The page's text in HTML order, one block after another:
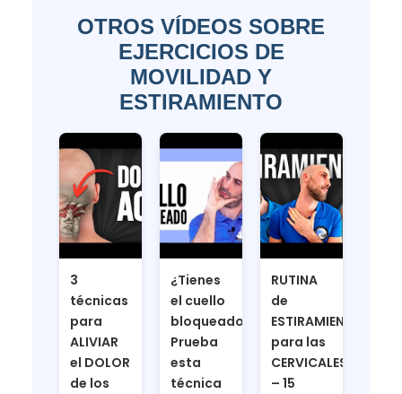
OTROS VÍDEOS SOBRE
EJERCICIOS DE
MOVILIDAD Y
ESTIRAMIENTO
3
técnicas
para
ALIVIAR
el DOLOR
de los
¿Tienes
el cuello
bloqueado?
Prueba
esta
técnica
RUTINA
de
ESTIRAMIENTOS
para las
CERVICALES
– 15